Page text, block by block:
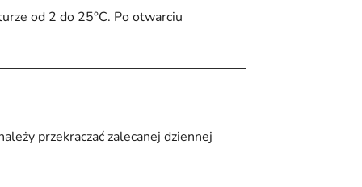
od 2 do 25°C. Po otwarciu
przekraczać zalecanej dziennej